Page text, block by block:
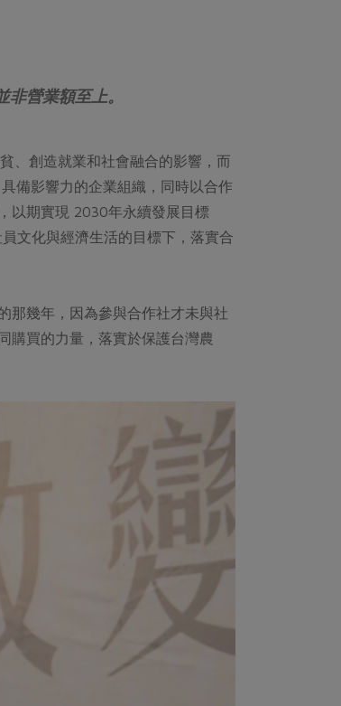
營業額至上。
、創造就業和社會融合的影響，而
備影響力的企業組織，同時以合作
以期實現 2030年永續發展目標
文化與經濟生活的目標下，落實合
那幾年，因為參與合作社才未與社
購買的力量，落實於保護台灣農